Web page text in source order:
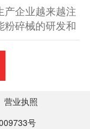
产企业越来越注
粉碎械的研发和
国两会再次强调
调要坚定不移
经济发展的长
发挥消费的基
键作用。城镇
营业执照
号